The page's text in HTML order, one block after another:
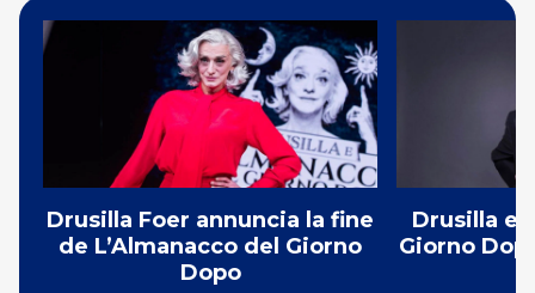
Drusilla Foer annuncia la fine
de L’Almanacco del Giorno
Dopo
Drusilla e
Giorno